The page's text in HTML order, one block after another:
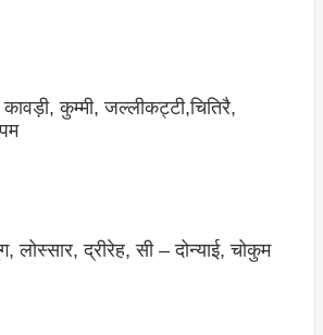
कुम्‍मी, जल्‍लीकट्टी,चितिरै,
लोस्‍सार, द्रीरेह, सी – दोन्‍याई, चोकुम